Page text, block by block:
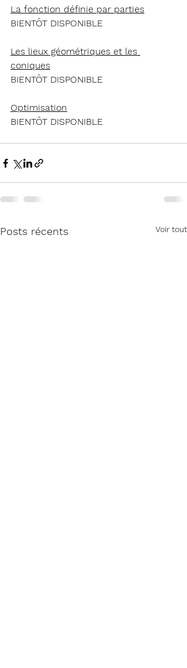
La fonction définie par parties
BIENTÔT DISPONIBLE
Les lieux géométriques et les
coniques
BIENTÔT DISPONIBLE
Optimisation
BIENTÔT DISPONIBLE
Posts récents Voir tout